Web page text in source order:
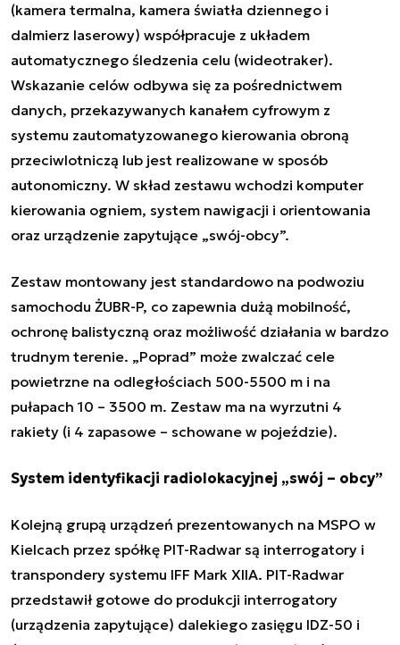
(kamera termalna, kamera światła dziennego i
dalmierz laserowy) współpracuje z układem
automatycznego śledzenia celu (wideotraker).
Wskazanie celów odbywa się za pośrednictwem
danych, przekazywanych kanałem cyfrowym z
systemu zautomatyzowanego kierowania obroną
przeciwlotniczą lub jest realizowane w sposób
autonomiczny. W skład zestawu wchodzi komputer
kierowania ogniem, system nawigacji i orientowania
oraz urządzenie zapytujące „swój-obcy”.
Zestaw montowany jest standardowo na podwoziu
samochodu ŻUBR-P, co zapewnia dużą mobilność,
ochronę balistyczną oraz możliwość działania w bardzo
trudnym terenie. „Poprad” może zwalczać cele
powietrzne na odległościach 500-5500 m i na
pułapach 10 – 3500 m. Zestaw ma na wyrzutni 4
rakiety (i 4 zapasowe – schowane w pojeździe).
System identyfikacji radiolokacyjnej „swój – obcy”
Kolejną grupą urządzeń prezentowanych na MSPO w
Kielcach przez spółkę PIT-Radwar są interrogatory i
transpondery systemu IFF Mark XIIA. PIT-Radwar
przedstawił gotowe do produkcji interrogatory
(urządzenia zapytujące) dalekiego zasięgu IDZ-50 i